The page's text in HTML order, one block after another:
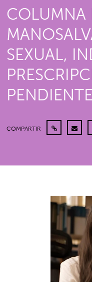
COLUMNA
SEXUAL,
COMPARTIR